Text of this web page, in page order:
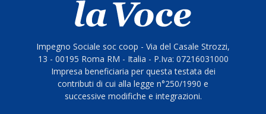
Impegno Sociale soc coop - Via del Casale Strozzi,
13 - 00195 Roma RM - Italia - P.Iva: 07216031000
Impresa beneficiaria per questa testata dei
contributi di cui alla legge n°250/1990 e
successive modifiche e integrazioni.